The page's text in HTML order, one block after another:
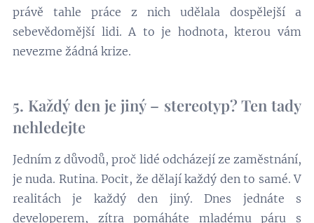
právě tahle práce z nich udělala dospělejší a
sebevědomější lidi. A to je hodnota, kterou vám
nevezme žádná krize.
5. Každý den je jiný – stereotyp? Ten tady
nehledejte
Jedním z důvodů, proč lidé odcházejí ze zaměstnání,
je nuda. Rutina. Pocit, že dělají každý den to samé. V
realitách je každý den jiný. Dnes jednáte s
developerem, zítra pomáháte mladému páru s